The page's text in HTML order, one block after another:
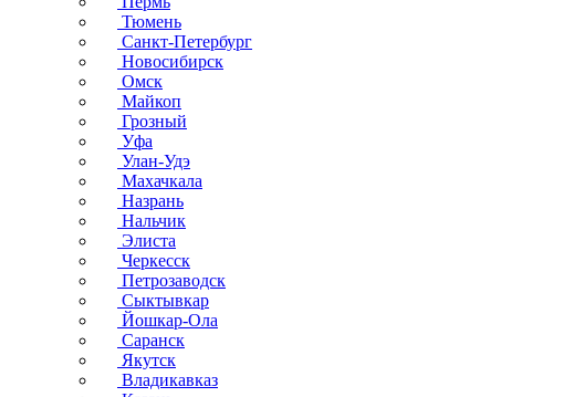
Тюмень
Санкт-Петербург
Новосибирск
Омск
Майкоп
Грозный
Уфа
Улан-Удэ
Махачкала
Назрань
Нальчик
Элиста
Черкесск
Петрозаводск
Сыктывкар
Йошкар-Ола
Саранск
Якутск
Владикавказ